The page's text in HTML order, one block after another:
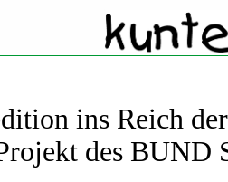
ins Reich
des BUND